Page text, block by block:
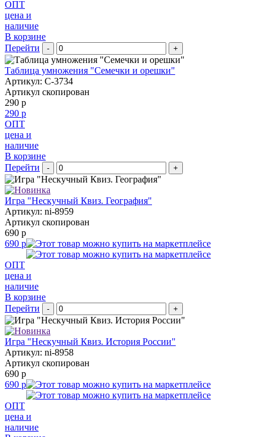
ОПТ
цена и
наличие
В корзине
Перейти
- +
Таблица умножения "Семечки и орешки"
Артикул: С-3734
Артикул скопирован
290 р
290 р
ОПТ
цена и
наличие
В корзине
Перейти
- +
Игра "Нескучный Квиз. География"
Артикул: ni-8959
Артикул скопирован
690 р
690 р
ОПТ
цена и
наличие
В корзине
Перейти
- +
Игра "Нескучный Квиз. История России"
Артикул: ni-8958
Артикул скопирован
690 р
690 р
ОПТ
цена и
наличие